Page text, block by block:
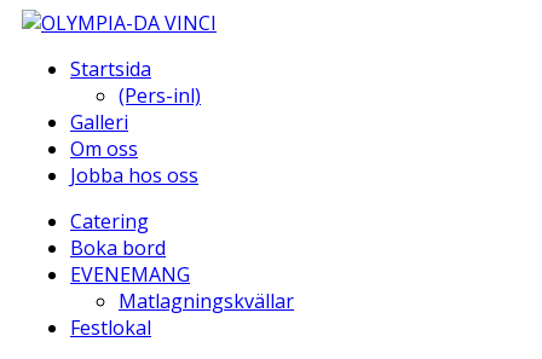
Startsida
(Pers-inl)
Galleri
Om oss
Jobba hos oss
Catering
Boka bord
EVENEMANG
Matlagningskvällar
Festlokal